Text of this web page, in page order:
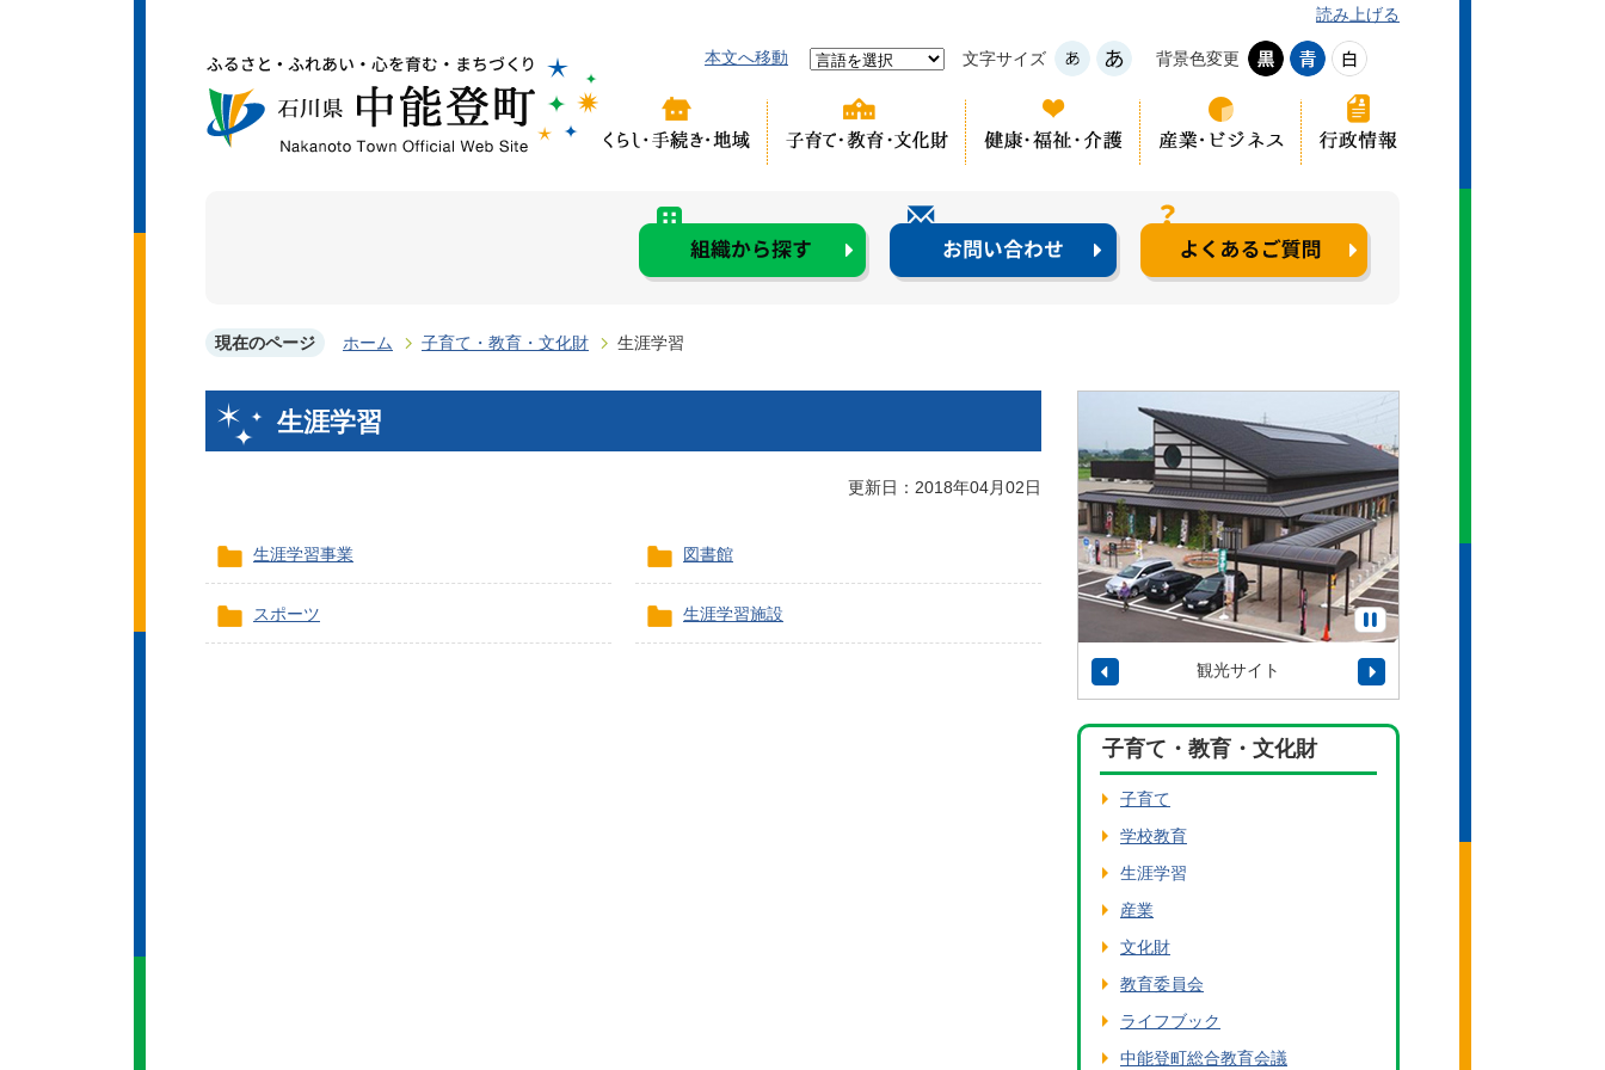
本文へ移動 文字サイズ 背景色変更
読み上げる
現在のページ ホーム 子育て・教育・文化財 生涯学習
生涯学習
更新日：2018年04月02日
生涯学習事業 図書館
スポーツ 生涯学習施設
観光サイト
子育て・教育・文化財
子育て
学校教育
生涯学習
産業
文化財
教育委員会
ライフブック
中能登町総合教育会議